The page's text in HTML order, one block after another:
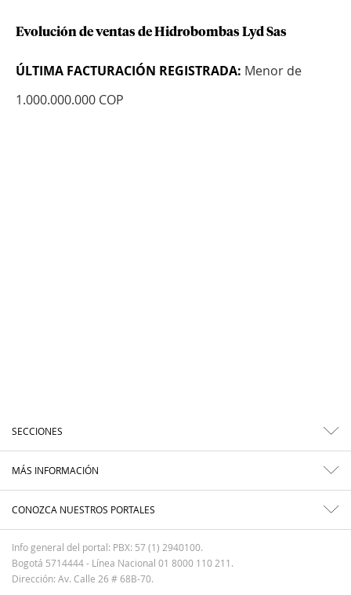
Evolución de ventas de Hidrobombas Lyd Sas
ÚLTIMA FACTURACIÓN REGISTRADA: Menor de
1.000.000.000 COP
SECCIONES
MÁS INFORMACIÓN
CONOZCA NUESTROS PORTALES
Info general del portal: PBX: 57 (1) 2940100.
Bogotá 5714444 - Línea Nacional 01 8000 110 211.
Dirección: Av. Calle 26 # 68B-70.